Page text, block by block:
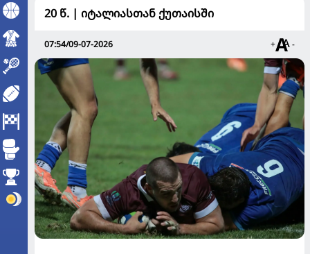
20 წ. | იტალიასთან ქუთაისში
07:54/09-07-2026 + -